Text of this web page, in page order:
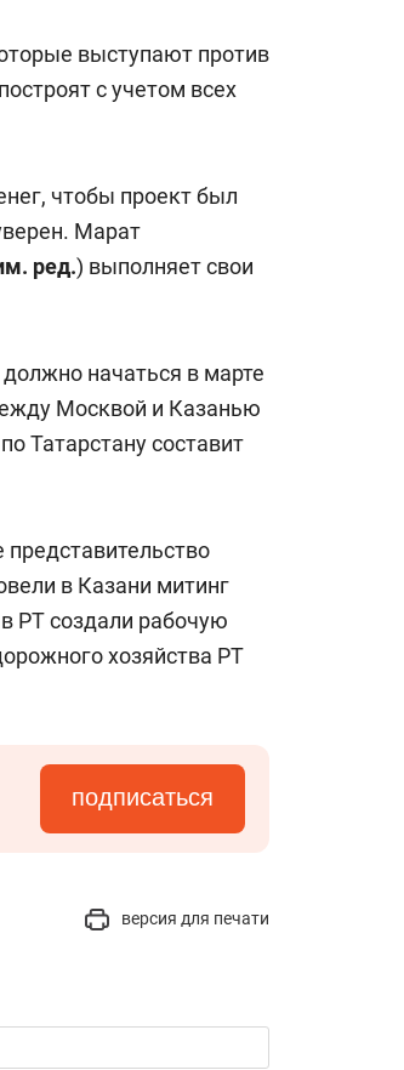
выступают против
с учетом всех
чтобы проект был
Марат
ред.) выполняет свои
начаться в марте
Москвой и Казанью
Татарстану составит
в Казани митинг
РТ создали рабочую
хозяйства РТ
подписаться
версия для печати